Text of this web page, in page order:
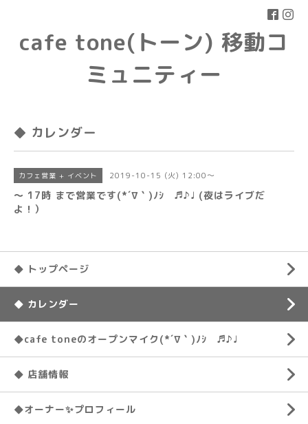
cafe tone(トーン) 移動コ
ミュニティー
◆ カレンダー
カフェ営業 + イベント 2019-10-15 (火) 12:00～
〜 17時 まで営業です(*´∇｀)ﾉｼ ♬♪♩ (夜はライブだ
よ！）
◆ トップページ
◆ カレンダー
◆cafe toneのオープンマイク(*´∇｀)ﾉｼ ♬♪♩
◆ 店舗情報
◆オーナー✨プロフィール